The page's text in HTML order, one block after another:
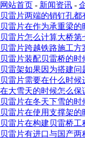
网站首页 - 新闻资讯 -
贝雷片两端的销钉孔都
贝雷片在作为承重梁的
贝雷片怎么计算大桥
贝雷片跨越铁路施工方
贝雷片装配贝雷桥的
贝雷架如果因为搭建
贝雷片需要在什么时候
在大雪天的时候怎么保
贝雷片在冬天下雪的时
贝雷片在使用支撑架
贝雷片在构建贝雷桥工
贝雷片有进口与国产